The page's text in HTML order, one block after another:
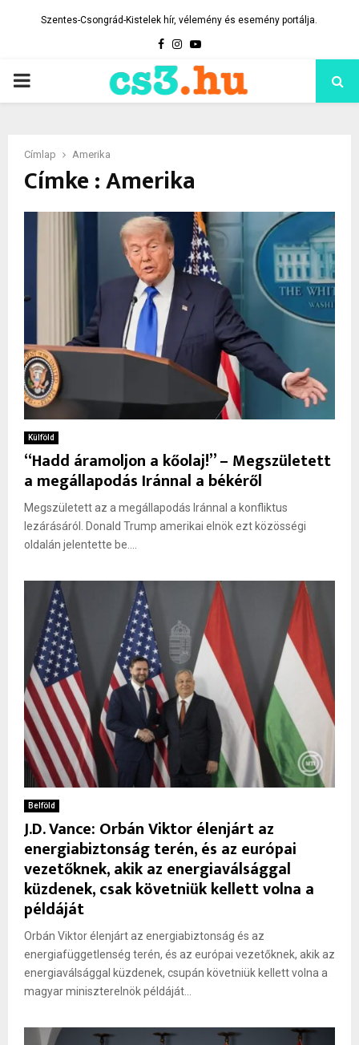
Szentes-Csongrád-Kistelek hír, vélemény és esemény portálja.
Facebook
Instagram
Youtube
PRIMARY
Címlap Amerika
Címke : Amerika
Külföld
“Hadd áramoljon a kőolaj!” – Megszületett
a megállapodás Iránnal a békéről
Megszületett az a megállapodás Iránnal a konfliktus
lezárásáról. Donald Trump amerikai elnök ezt közösségi
oldalán jelentette be....
Belföld
J.D. Vance: Orbán Viktor élenjárt az
energiabiztonság terén, és az európai
vezetőknek, akik az energiaválsággal
küzdenek, csak követniük kellett volna a
példáját
Orbán Viktor élenjárt az energiabiztonság és az
energiafüggetlenség terén, és az európai vezetőknek, akik az
energiaválsággal küzdenek, csupán követniük kellett volna a
magyar miniszterelnök példáját...